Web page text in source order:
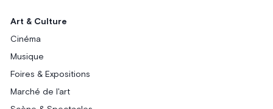
Art & Culture
Cinéma
Musique
Foires & Expositions
Marché de l'art